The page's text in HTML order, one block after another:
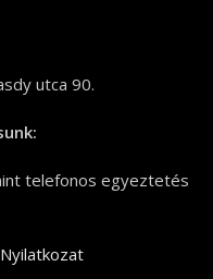
utca 90.
telefonos egyeztetés